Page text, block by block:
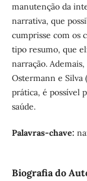
manutenção da
narrativa, que
cumprisse com os
tipo resumo, que
narração.
Ostermann e Silva
prática, é possível
saúde.
Palavras-chave:
Biografia do